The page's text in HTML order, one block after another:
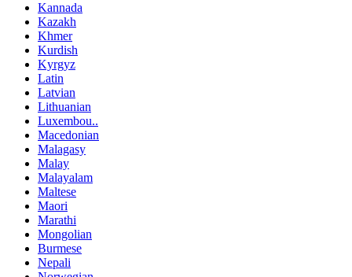
Kannada
Kazakh
Khmer
Kurdish
Kyrgyz
Latin
Latvian
Lithuanian
Luxembou..
Macedonian
Malagasy
Malay
Malayalam
Maltese
Maori
Marathi
Mongolian
Burmese
Nepali